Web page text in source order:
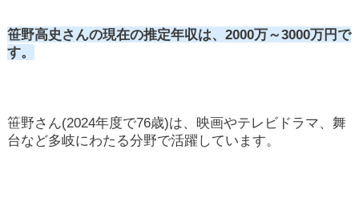
笹野高史さんの現在の推定年収は、2000万～3000万円で
す。
笹野さん(2024年度で76歳)は、映画やテレビドラマ、舞
台など多岐にわたる分野で活躍しています。